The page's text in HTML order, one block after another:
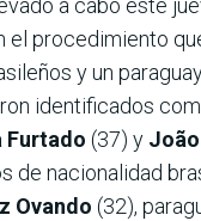
a cabo este
el procedimiento
y un
identificados
Furtado (37) y
de nacionalidad
Ovando (32),